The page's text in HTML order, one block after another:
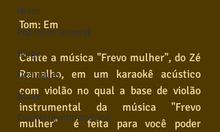
Hinos
Pop Internacional
Brega
Destaques
Blues
Conhecimento musical
Tom: Em
Cante a música "Frevo mulher", do Zé
Ramalho, em um karaokê acústico
com violão no qual a base de violão
instrumental da música "Frevo
mulher"  é feita para você poder